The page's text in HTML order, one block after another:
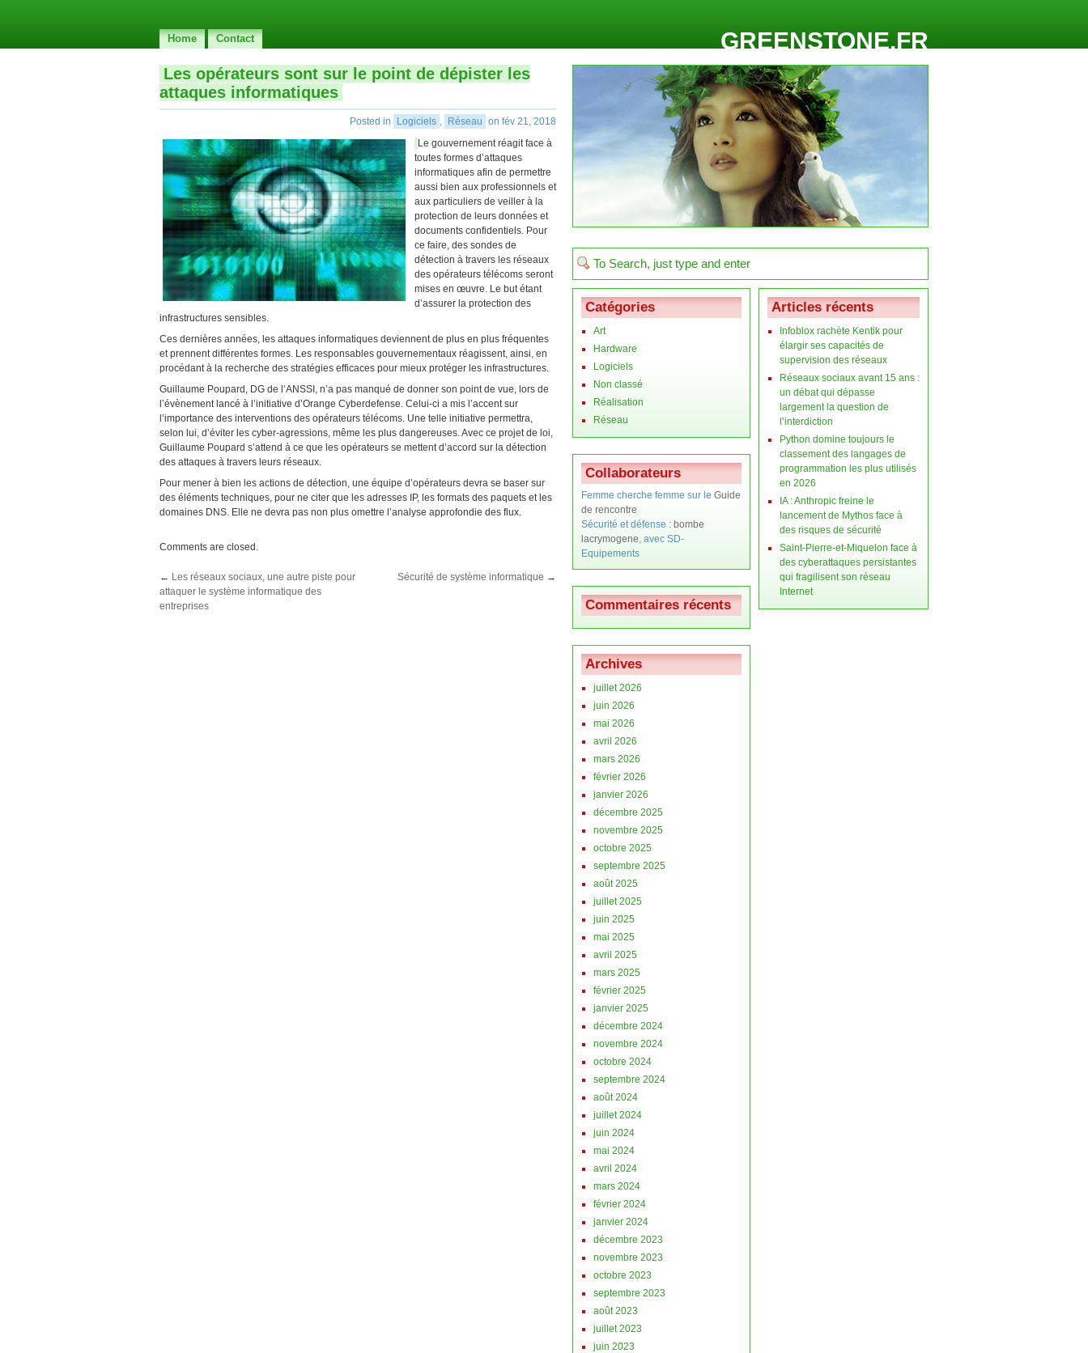
GREENSTONE.FR
Home Contact
Les opérateurs sont sur le point de dépister les
attaques informatiques
Posted in Logiciels , Réseau on fév 21, 2018
Le gouvernement réagit face à
toutes formes d’attaques
informatiques afin de permettre
aussi bien aux professionnels et
aux particuliers de veiller à la
protection de leurs données et
documents confidentiels. Pour
ce faire, des sondes de
détection à travers les réseaux
des opérateurs télécoms seront
mises en œuvre. Le but étant
d’assurer la protection des
infrastructures sensibles.
Ces dernières années, les attaques informatiques deviennent de plus en plus fréquentes
et prennent différentes formes. Les responsables gouvernementaux réagissent, ainsi, en
procédant à la recherche des stratégies efficaces pour mieux protéger les infrastructures.
Guillaume Poupard, DG de l’ANSSI, n’a pas manqué de donner son point de vue, lors de
l’évènement lancé à l’initiative d’Orange Cyberdefense. Celui-ci a mis l’accent sur
l’importance des interventions des opérateurs télécoms. Une telle initiative permettra,
selon lui, d’éviter les cyber-agressions, même les plus dangereuses. Avec ce projet de loi,
Guillaume Poupard s’attend à ce que les opérateurs se mettent d’accord sur la détection
des attaques à travers leurs réseaux.
Pour mener à bien les actions de détection, une équipe d’opérateurs devra se baser sur
des éléments techniques, pour ne citer que les adresses IP, les formats des paquets et les
domaines DNS. Elle ne devra pas non plus omettre l’analyse approfondie des flux.
Comments are closed.
← Les réseaux sociaux, une autre piste pour
attaquer le système informatique des
entreprises
Sécurité de système informatique →
Catégories
Art
Hardware
Logiciels
Non classé
Réalisation
Réseau
Collaborateurs
Femme cherche femme sur le Guide
de rencontre
Sécurité et défense : bombe
lacrymogene, avec SD-
Equipements
Commentaires récents
Archives
juillet 2026
juin 2026
mai 2026
avril 2026
mars 2026
février 2026
janvier 2026
décembre 2025
novembre 2025
octobre 2025
septembre 2025
août 2025
juillet 2025
juin 2025
mai 2025
avril 2025
mars 2025
février 2025
janvier 2025
décembre 2024
novembre 2024
octobre 2024
septembre 2024
août 2024
juillet 2024
juin 2024
mai 2024
avril 2024
mars 2024
février 2024
janvier 2024
décembre 2023
novembre 2023
octobre 2023
septembre 2023
août 2023
juillet 2023
juin 2023
Articles récents
Infoblox rachète Kentik pour
élargir ses capacités de
supervision des réseaux
Réseaux sociaux avant 15 ans :
un débat qui dépasse
largement la question de
l’interdiction
Python domine toujours le
classement des langages de
programmation les plus utilisés
en 2026
IA : Anthropic freine le
lancement de Mythos face à
des risques de sécurité
Saint-Pierre-et-Miquelon face à
des cyberattaques persistantes
qui fragilisent son réseau
Internet